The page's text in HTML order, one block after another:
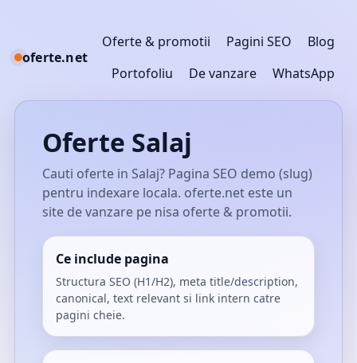
oferte.net
Oferte & promotii Pagini SEO
Blog
Portofoliu
De vanzare WhatsApp
Oferte Salaj
Cauti oferte in Salaj? Pagina SEO demo (slug)
pentru indexare locala. oferte.net este un
site de vanzare pe nisa oferte & promotii.
Ce include pagina
Structura SEO (H1/H2), meta title/description,
canonical, text relevant si link intern catre
pagini cheie.